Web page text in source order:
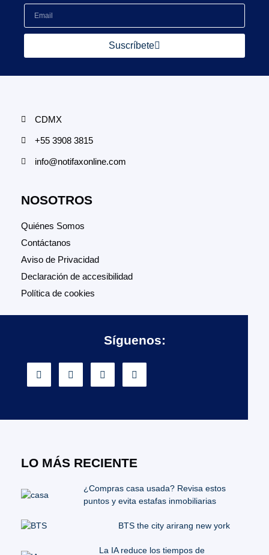
Suscríbete
CDMX
+55 3908 3815
info@notifaxonline.com
NOSOTROS
Quiénes Somos
Contáctanos
Aviso de Privacidad
Declaración de accesibilidad
Política de cookies
Síguenos:
LO MÁS RECIENTE
¿Compras casa usada? Revisa estos
puntos y evita estafas inmobiliarias
BTS the city arirang new york
La IA reduce los tiempos de